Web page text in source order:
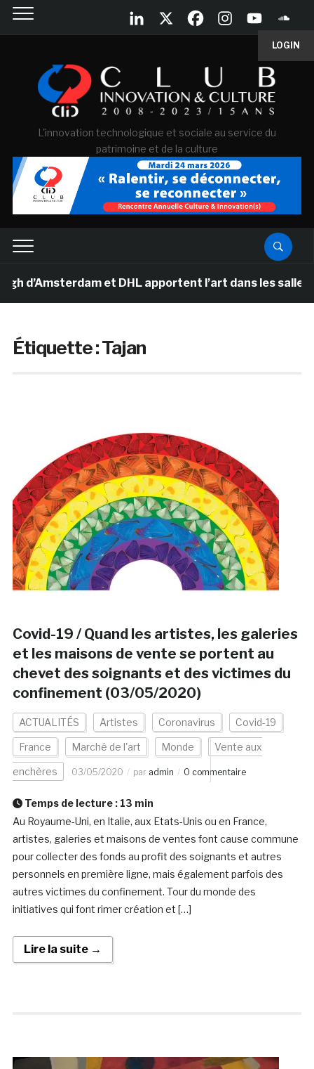
LOGIN
L'innovation technologique et sociale au service du
patrimoine et de la culture
et DHL apportent l’art dans les salles de
Étiquette :Tajan
Covid-19 / Quand les artistes, les galeries
et les maisons de vente se portent au
chevet des soignants et des victimes du
confinement (03/05/2020)
ACTUALITÉS Artistes Coronavirus Covid-19
France Marché de l'art Monde Vente aux
enchères 03/05/2020 par admin 0 commentaire
Temps de lecture : 13 min
Au Royaume-Uni, en Italie, aux Etats-Unis ou en France,
artistes, galeries et maisons de ventes font cause commune
pour collecter des fonds au profit des soignants et autres
personnels en première ligne, mais également parfois des
autres victimes du confinement. Tour du monde des
initiatives qui font rimer création et […]
Lire la suite →